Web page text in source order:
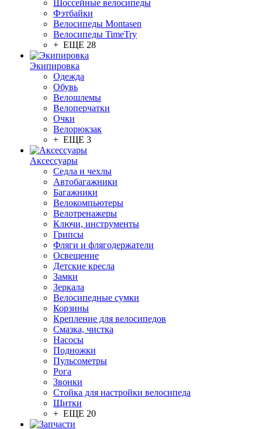
Шоссейные велосипеды
Фэтбайки
Велосипеды Montasen
Велосипеды TimeTry
+ ЕЩЕ 28
Экипировка
Одежда
Обувь
Велошлемы
Велоперчатки
Очки
Велорюкзак
+ ЕЩЕ 3
Аксессуары
Седла и чехлы
Автобагажники
Багажники
Велокомпьютеры
Велотренажеры
Ключи, инструменты
Грипсы
Фляги и флягодержатели
Освещение
Детские кресла
Замки
Зеркала
Велосипедные сумки
Корзины
Крепление для велосипедов
Смазка, чистка
Насосы
Подножки
Пульсометры
Рога
Звонки
Стойка для настройки велосипеда
Щитки
+ ЕЩЕ 20